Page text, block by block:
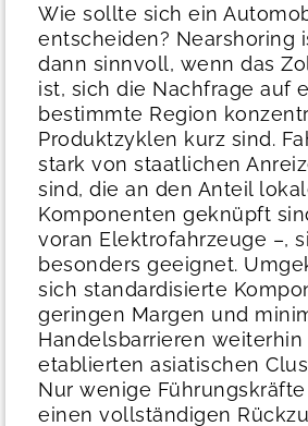
Wie sollte sich ein
entscheiden? Nearshoring
dann sinnvoll, wenn das
ist, sich die Nachfrage auf
bestimmte Region
Produktzyklen kurz sind.
stark von staatlichen
sind, die an den Anteil
Komponenten geknüpft
voran Elektrofahrzeuge –,
besonders geeignet.
sich standardisierte
geringen Margen und
Handelsbarrieren
etablierten asiatischen
Nur wenige
einen vollständigen